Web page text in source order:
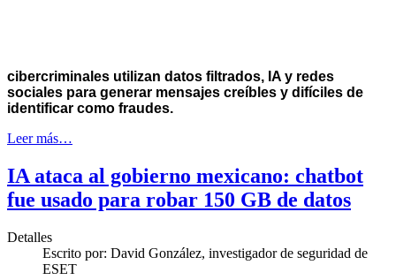
cibercriminales utilizan datos filtrados, IA y redes
sociales para generar mensajes creíbles y difíciles de
identificar como fraudes.
Leer más…
IA ataca al gobierno mexicano: chatbot
fue usado para robar 150 GB de datos
Detalles
Escrito por: David González, investigador de seguridad de
ESET